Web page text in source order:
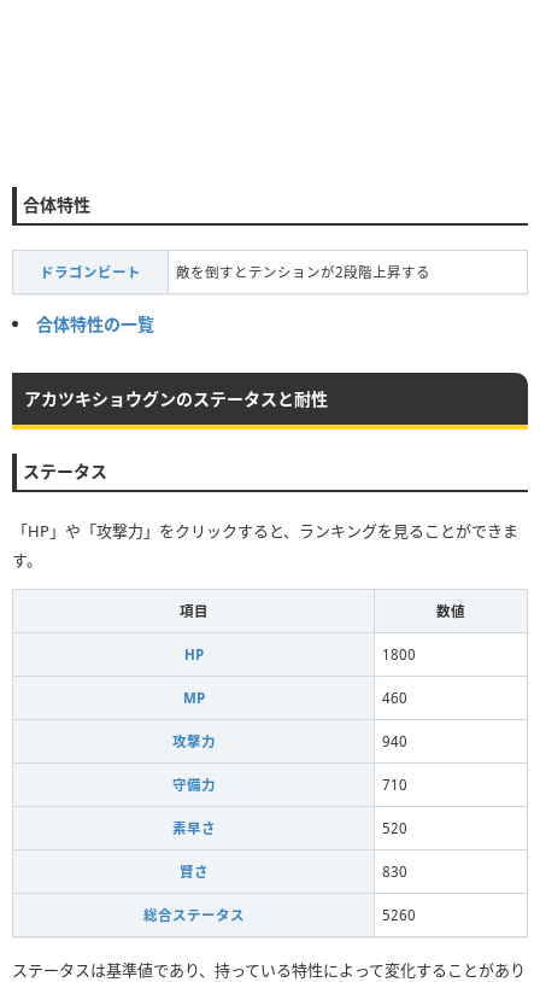
合体特性
ドラゴンビート 敵を倒すとテンションが2段階上昇する
合体特性の一覧
アカツキショウグンのステータスと耐性
ステータス
「HP」や「攻撃力」をクリックすると、ランキングを見ることができま
す。
項目 数値
HP 1800
MP 460
攻撃力 940
守備力 710
素早さ 520
賢さ 830
総合ステータス 5260
ステータスは基準値であり、持っている特性によって変化することがあり